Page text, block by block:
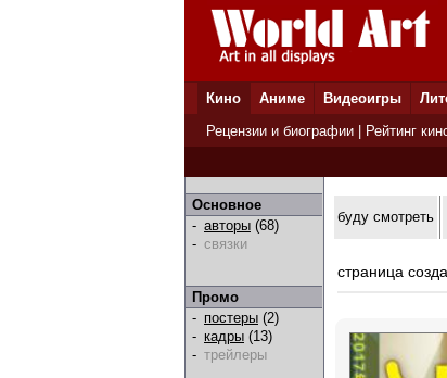
Кино Аниме Видеоигры
Рецензии и биографии
Рейтинг
Основное
- авторы (68)
- связки
Промо
- постеры (2)
- кадры (13)
- трейлеры
буду смотреть
страница